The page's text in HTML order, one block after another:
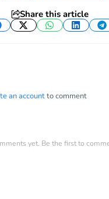
Share this article
Facebook
TwitterWhatsApp
an accountto comment
yet. Be the first to